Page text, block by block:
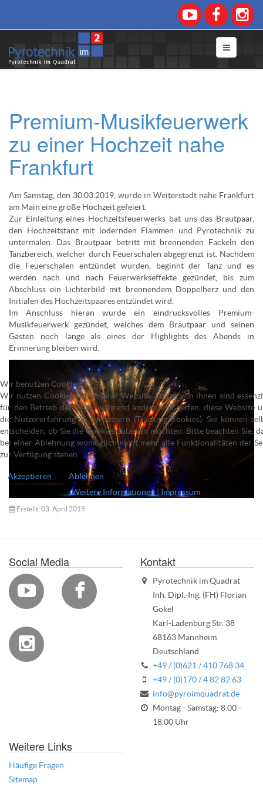
Premium-Musikfeuerwerk
zu einer Hochzeit nahe
Frankfurt
Am Samstag, den 30.03.2019, wurde in Weiterstadt nahe Frankfurt
am Main eine große Hochzeit gefeiert.
Zur Einleitung eines Hochzeitsfeuerwerks bat uns das Brautpaar,
den Hochzeitstanz mit lodernden Flammen und Pyrotechnik zu
untermalen. Das Brautpaar betritt mit brennenden Fackeln den
Tanzbereich, welcher durch Feuerschalen abgegrenzt ist. Nachdem
die Feuerschalen entzündet wurden, beginnt der Tanz und es
werden nach und nach Feuerwerkseffekte gezündet, bis zum
Abschluss ein Lichterbild mit brennendem Doppelherz und den
Initialen des Hochzeitspaares entzündet wird.
Im Anschluss hieran wurde ein eindrucksvolles Premium-
Musikfeuerwerk gezündet, welches dem Brautpaar und seinen
Gästen noch lange als eines der Highlights des Abends in
Erinnerung bleiben wird.
Erstellt: 03. April 2019
Social Media
 

Kontakt
Pyrotechnik im Quadrat
Inh. Dipl.-Ing. (FH) Florian
Gokel
Karl-Ladenburg Str. 38
68163 Mannheim
Deutschland
+49 / (0)621 / 410 768 34
+49 / (0)170 / 4 82 82 63
info@pyroimquadrat.de
Montag - Samstag: 8.00 -
18.00 Uhr
Weitere Links
Häufige Fragen
Sitemap
Wir benutzen Cookies
Wir nutzen Cookies auf unserer Website. Einige von ihnen sind
für den Betrieb der Seite, während andere uns helfen, diese Website
die Nutzererfahrung zu verbessern (Tracking Cookies). Sie können
entscheiden, ob Sie die Cookies zulassen möchten. Bitte beachten Sie,
bei einer Ablehnung womöglich nicht mehr alle Funktionalitäten der
zur Verfügung stehen.
Akzeptieren
Ablehnen
Weitere Informationen| Impressum